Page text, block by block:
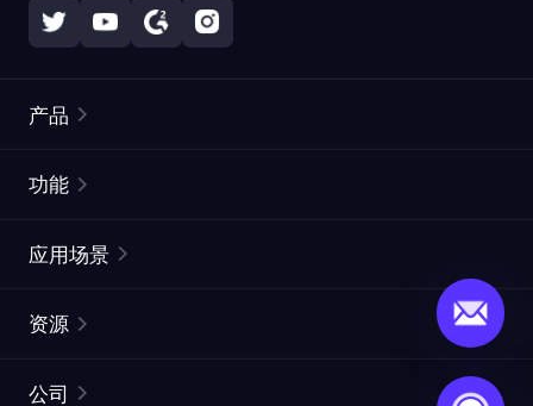
产品
静态住宅代理
网页抓取 API
功能
ISP代理
应用场景
市场研究
资源
公司